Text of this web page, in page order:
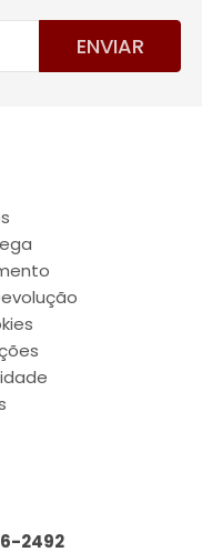
ENVIAR
2492